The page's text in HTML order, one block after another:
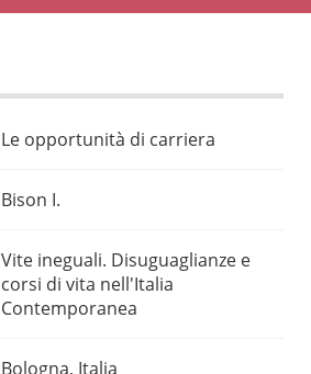
Le opportunità di carriera
Bison I.
Vite ineguali. Disuguaglianze e
corsi di vita nell'Italia
Contemporanea
Bologna, Italia